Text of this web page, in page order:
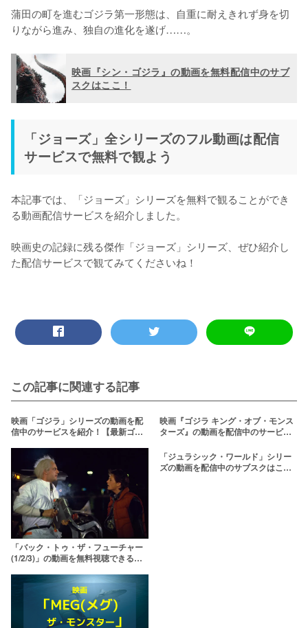
蒲田の町を進むゴジラ第一形態は、自重に耐えきれず身を切
りながら進み、独自の進化を遂げ……。
映画『シン・ゴジラ』の動画を無料配信中のサブ
スクはここ！
「ジョーズ」全シリーズのフル動画は配信
サービスで無料で観よう
本記事では、「ジョーズ」シリーズを無料で観ることができ
る動画配信サービスを紹介しました。
映画史の記録に残る傑作「ジョーズ」シリーズ、ぜひ紹介し
た配信サービスで観てみてくださいね！
この記事に関連する記事
映画「ゴジラ」シリーズの動画を配
信中のサービスを紹介！【最新ゴジ
映画『ゴジラ キング・オブ・モンス
ターズ』の動画を配信中のサービス
「バック・トゥ・ザ・フューチャー
(1/2/3)」の動画を無料視聴できる配
り】
「ジュラシック・ワールド」シリー
ズの動画を配信中のサブスクはこ